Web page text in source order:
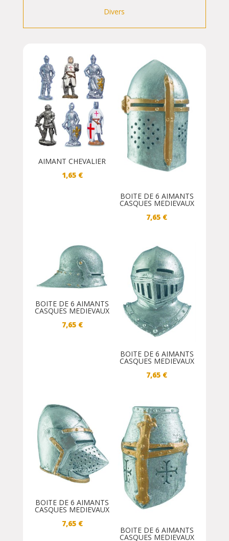
Divers
AIMANT CHEVALIER
1,65 €
BOITE DE 6 AIMANTS
CASQUES MEDIEVAUX
7,65 €
BOITE DE 6 AIMANTS
CASQUES MEDIEVAUX
7,65 €
BOITE DE 6 AIMANTS
CASQUES MEDIEVAUX
7,65 €
BOITE DE 6 AIMANTS
CASQUES MEDIEVAUX
7,65 €
BOITE DE 6 AIMANTS
CASQUES MEDIEVAUX